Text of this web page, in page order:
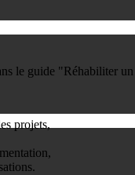
le guide "Réhabiliter
projets,